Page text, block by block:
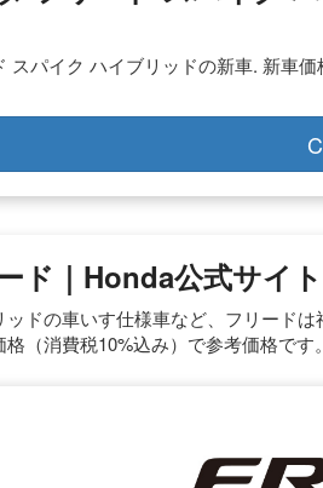
スパイク ハイブリッドの新車. 新車
ド｜Honda公式サイト
ッドの車いす仕様車など、フリード
格（消費税10%込み）で参考価格です